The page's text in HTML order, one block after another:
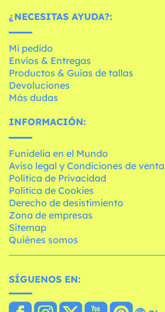
¿NECESITAS AYUDA?:
Mi pedido
Envíos & Entregas
Productos & Guías de tallas
Devoluciones
Más dudas
INFORMACIÓN:
Funidelia en el Mundo
Aviso legal y Condiciones de venta
Política de Privacidad
Política de Cookies
Derecho de desistimiento
Zona de empresas
Sitemap
Quiénes somos
SÍGUENOS EN: